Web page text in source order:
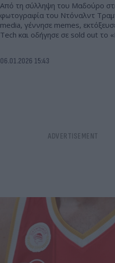
Από τη σύλληψη του Μαδούρο
φωτογραφία του Ντόναλντ
media, γέννησε memes,
Tech και οδήγησε σε sold out το
06.01.2026 15:43